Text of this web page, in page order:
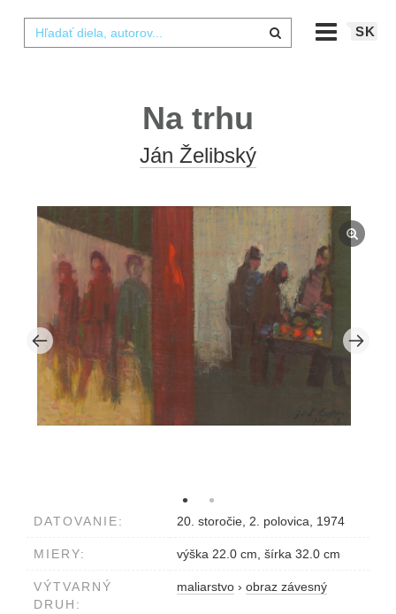
SK
Na trhu
Ján Želibský
DATOVANIE: 20. storočie, 2. polovica, 1974
MIERY: výška 22.0 cm, šírka 32.0 cm
VÝTVARNÝ
DRUH:
maliarstvo › obraz závesný